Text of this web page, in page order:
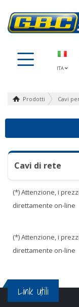
ITA
Prodotti Cavi
Cavi di rete
(*) Attenzione, i
direttamente on-line
(*) Attenzione, i
direttamente on-line
Link Utili